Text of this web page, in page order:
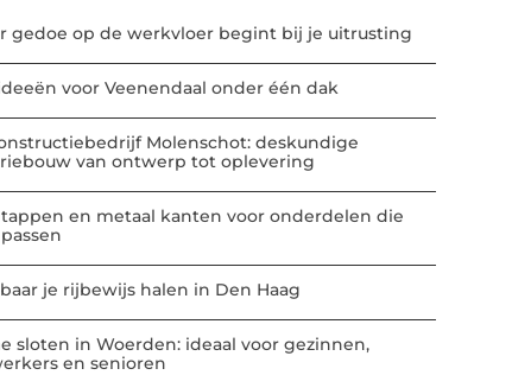
gedoe op de werkvloer begint bij je uitrusting
voor Veenendaal onder één dak
Molenschot: deskundige
van ontwerp tot oplevering
tappen en metaal kanten voor onderdelen die
je rijbewijs halen in Den Haag
sloten in Woerden: ideaal voor gezinnen,
en senioren